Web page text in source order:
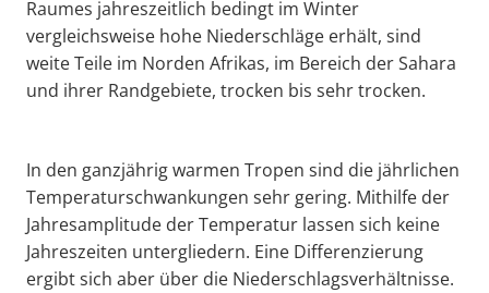
Raumes jahreszeitlich bedingt im Winter
vergleichsweise hohe Niederschläge erhält, sind
weite Teile im Norden Afrikas, im Bereich der Sahara
und ihrer Randgebiete, trocken bis sehr trocken.
In den ganzjährig warmen Tropen sind die jährlichen
Temperaturschwankungen sehr gering. Mithilfe der
Jahresamplitude der Temperatur lassen sich keine
Jahreszeiten untergliedern. Eine Differenzierung
ergibt sich aber über die Niederschlagsverhältnisse.